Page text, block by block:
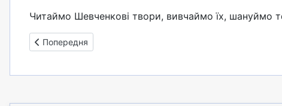
Читаймо Шевченкові твори, вивчаймо їх, шануймо
Попередня стаття: Центр "Внутрішні справи"
Попередня